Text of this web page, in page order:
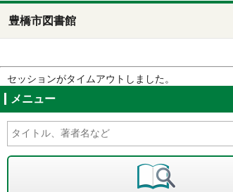
豊橋市図書館
セッションがタイムアウトしました。
メニュー